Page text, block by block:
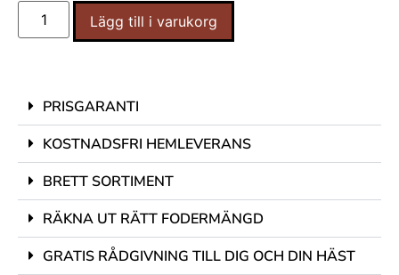
Lägg till i varukorg
PRISGARANTI
KOSTNADSFRI HEMLEVERANS
BRETT SORTIMENT
RÄKNA UT RÄTT FODERMÄNGD
GRATIS RÅDGIVNING TILL DIG OCH DIN HÄST